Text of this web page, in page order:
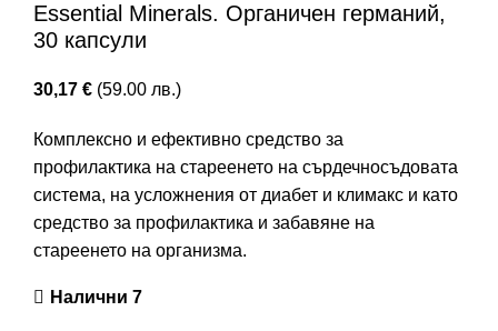
Essential Minerals. Органичен германий,
30 капсули
30,17 € (59.00 лв.)
Комплексно и ефективно средство за
профилактика на стареенето на сърдечносъдовата
система, на усложнения от диабет и климакс и като
средство за профилактика и забавяне на
стареенето на организма.
Налични 7